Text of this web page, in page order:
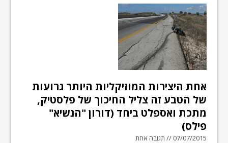
אחת היצירות המוזיקליות היותר גרועות
של הטבע זה צליל החיכוך של פלסטיק,
מתכת ואספלט ביחד (דורון "הנשיא"
פילס)
07/07/2015 // תגובה אחת